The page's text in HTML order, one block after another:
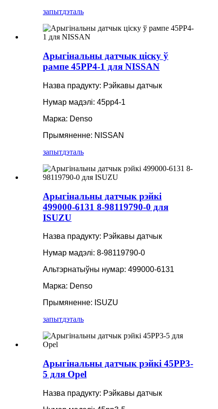
запытдэталь
Арыгінальны датчык ціску ў
рампе 45PP4-1 для NISSAN
Назва прадукту: Рэйкавы датчык
Нумар мадэлі: 45pp4-1
Марка: Denso
Прымяненне: NISSAN
запытдэталь
Арыгінальны датчык рэйкі
499000-6131 8-98119790-0 для
ISUZU
Назва прадукту: Рэйкавы датчык
Нумар мадэлі: 8-98119790-0
Альтэрнатыўны нумар: 499000-6131
Марка: Denso
Прымяненне: ISUZU
запытдэталь
Арыгінальны датчык рэйкі 45PP3-
5 для Opel
Назва прадукту: Рэйкавы датчык